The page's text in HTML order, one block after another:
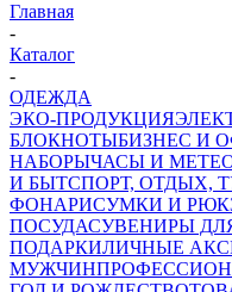
Главная
-
Каталог
-
ОДЕЖДА
ЭКО-ПРОДУКЦИЯ
БЛОКНОТЫБИЗНЕС И
НАБОРЫЧАСЫ И
И БЫТСПОРТ, ОТДЫХ,
ФОНАРИСУМКИ И
ПОСУДАСУВЕНИРЫ
ПОДАРКИЛИЧНЫЕ
МУЖЧИН